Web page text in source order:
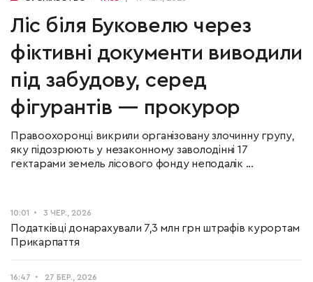
Ліс біля Буковелю через
фіктивні документи виводили
під забудову, серед
фігурантів — прокурор
Правоохоронці викрили організовану злочинну групу,
яку підозрюють у незаконному заволодінні 17
гектарами земель лісового фонду неподалік ...
10:01 3 ЧЕР., 2026
Податківці донарахували 7,3 млн грн штрафів курортам
Прикарпаття
16:47 27 БЕР., 2026